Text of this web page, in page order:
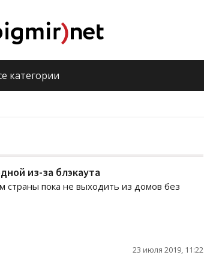
категории
из-за блэкаута
страны пока не выходить из домов без
23 июля 2019, 11:22